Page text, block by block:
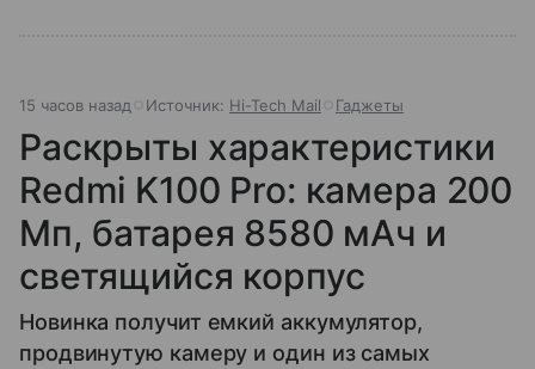
15 часов назад Источник: Hi-Tech Mail Гаджеты
Раскрыты характеристики
Redmi K100 Pro: камера 200
Мп, батарея 8580 мАч и
светящийся корпус
Новинка получит емкий аккумулятор,
продвинутую камеру и один из самых